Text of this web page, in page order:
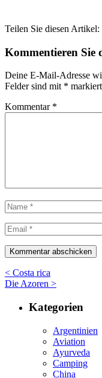
Teilen Sie diesen Artikel:
Kommentieren Sie
Deine E-Mail-Adresse
Felder sind mit * markiert
Kommentar *
< Costa rica
Die Azoren >
Kategorien
Argentinien
Aviation
Ayurveda
Camping
China